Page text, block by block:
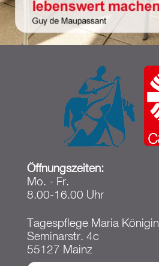
Öffnungszeiten:
Mo. - Fr.
8.00-16.00 Uhr
Tagespflege Maria Königin
Seminarstr. 4c
55127 Mainz